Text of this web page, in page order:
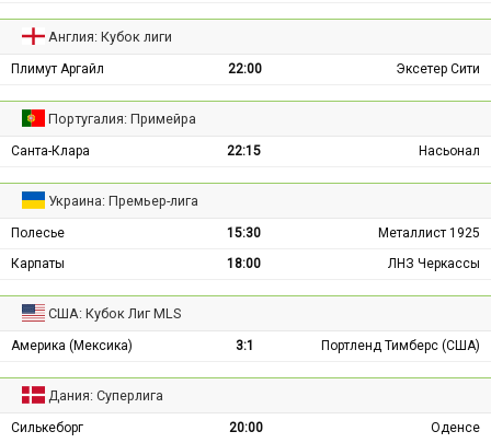
Англия: Кубок лиги
Плимут Аргайл 22:00 Эксетер Сити
Португалия: Примейра
Санта-Клара 22:15 Насьонал
Украина: Премьер-лига
Полесье 15:30
Металлист 1925
Карпаты
18:00 ЛНЗ Черкассы
США: Кубок Лиг MLS
Америка (Мексика) 3:1 Портленд Тимберс (США)
Дания: Суперлига
Силькеборг 20:00 Оденсе